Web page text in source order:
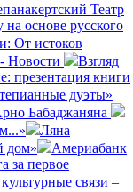
Театр
основе русского
От истоков
Новости
Взгляд
презентация книги
дуэты»
Бабаджаняна
Ляна
дом»
Америабанк
за первое
связи –